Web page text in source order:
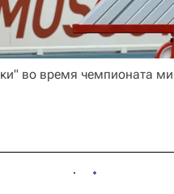
во время чемпионата